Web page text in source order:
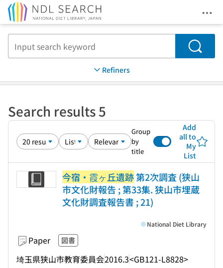
Search
Refiners
Search results 5
Group
by
title
Add
all to
My
List
今宿・霞ヶ丘遺跡第2次調査 (狭山
市文化財報告 ; 第33集. 狭山市埋蔵
文化財調査報告書 ; 21)
Paper 図書
埼玉県狭山市教育委員会2016.3<GB121-L8828>
National Diet Library